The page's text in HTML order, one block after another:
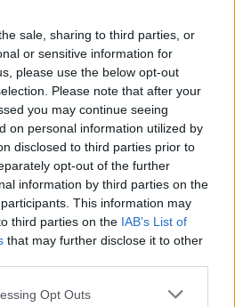
sale, sharing to third parties, or
or sensitive information for
please use the below opt-out
Please note that after your
you may continue seeing
on personal information utilized by
disclosed to third parties prior to
opt-out of the further
information by third parties on the
This information may
third parties on the IAB’s List of
that may further disclose it to other
Opt Outs